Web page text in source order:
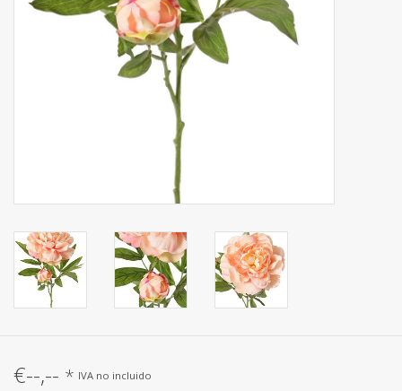
€--,-- * IVA no incluido